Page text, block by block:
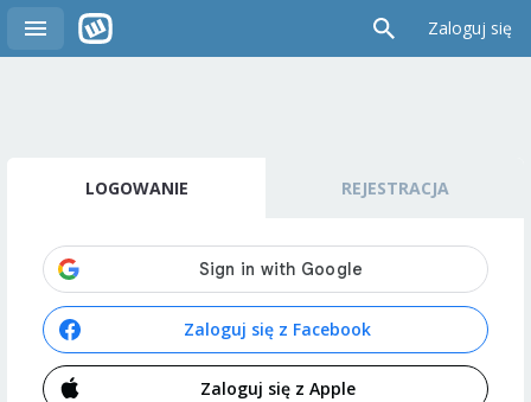
Zaloguj się
LOGOWANIE REJESTRACJA
Zaloguj się z Facebook
Zaloguj się z Apple